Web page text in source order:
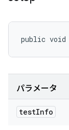
public void
パラメータ
testInfo